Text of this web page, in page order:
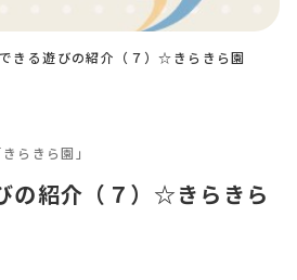
きる遊びの紹介（７）☆きらきら園
らきら園」
の紹介（７）☆きらきら